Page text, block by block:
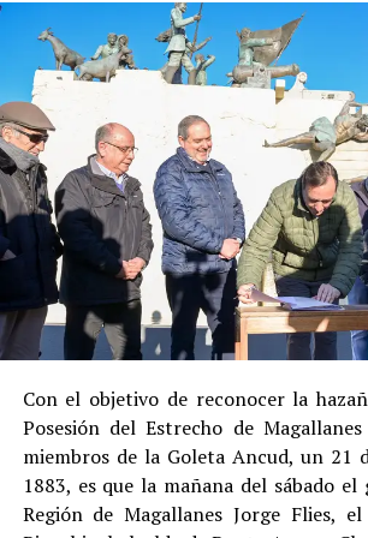
en libertad bajo supervisión del
Social de Gendarmería.
Entre las razones que permitieron esta
Justicia, se consideraron dos
Sucolaboración sustancial
al admitir los hechos.
Suconducta anterior
registrar antecedentes penales
Estas circunstancias
procedimiento abreviado, redujeron la
cumplimiento efectivo en recinto
Indemnización a la víctima y
por ocultamiento de bienes
En el ámbito civil, elJuzgado de
Con el objetivo de reconocer la
Posesión del Estrecho de
miembros de la Goleta Ancud, un 21
1883, es que la mañana del sábado
Región de Magallanes Jorge Flies,